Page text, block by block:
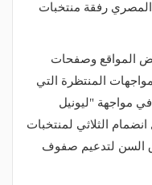
رفقة منتخبات
المواقع وصفحات
المنتظرة التي
مواجهة "ليونيل
الثلاثي لمنتخبات
بضم 3 لاعبين فوق السن لتدعيم صفوف